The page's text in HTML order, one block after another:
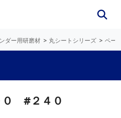
ダー用研磨材 丸シートシリーズ ペー
#２４０